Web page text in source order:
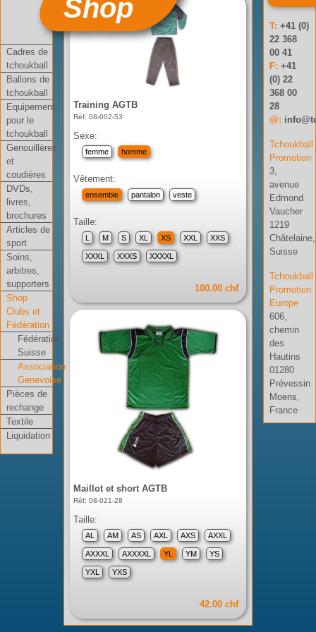
Shop
Cadres de
tchoukball
Ballons de
tchoukball
Equipement
pour le
tchoukball
Genouillères
et
coudières
DVDs,
livres,
brochures
Articles de
sport
Soins,
arbitres,
supporters
Shop
Clubs et
Fédération
Fédération
Suisse
Association
Genevoise
Pièces de
rechange
Textile
Liquidation
Training AGTB
Réf: 08-002-53
Sexe:
femme homme
Vêtement:
ensemble pantalon veste
Taille:
M S XL XS XXL XXS
XXXL XXXS XXXXL
100.00 chf
Maillot et short AGTB
Réf: 08-021-28
Taille:
AL AM AS AXL AXS AXXL
AXXXL AXXXXL YL YM YS
YXL YXS
42.00 chf
T:+41 (0)
22 368
00 41
F:+41
(0) 22
368 00
28
@:
Tchoukball
Promotion
3,
avenue
Edmond
Vaucher
1219
Châtelaine,
Suisse
Tchoukball
Promotion
Europe
606,
chemin
des
Hautins
01280
Prévessin
Moens,
France